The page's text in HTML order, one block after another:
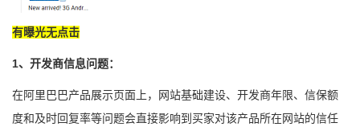
有曝光无点击
1、开发商信息问题：
在阿里巴巴产品展示页面上，网站基础建设、开发商年限、信保额
度和及时回复率等问题会直接影响到买家对该产品所在网站的信任